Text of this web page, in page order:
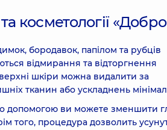
вірусної бородавки розміром 5-8 мм
доброякісних новоутворень
косметології
бородавок, папілом та рубців
відмирання та відторгнення
шкіри можна видалити за
тканин або ускладнень
допомогою ви можете зменшити
того, процедура дозволить